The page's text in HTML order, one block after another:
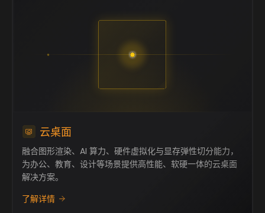
云桌面
融合图形渲染、AI 算力、硬件虚拟化与显存弹性切分能力，
为办公、教育、设计等场景提供高性能、软硬一体的云桌面
解决方案。
了解详情